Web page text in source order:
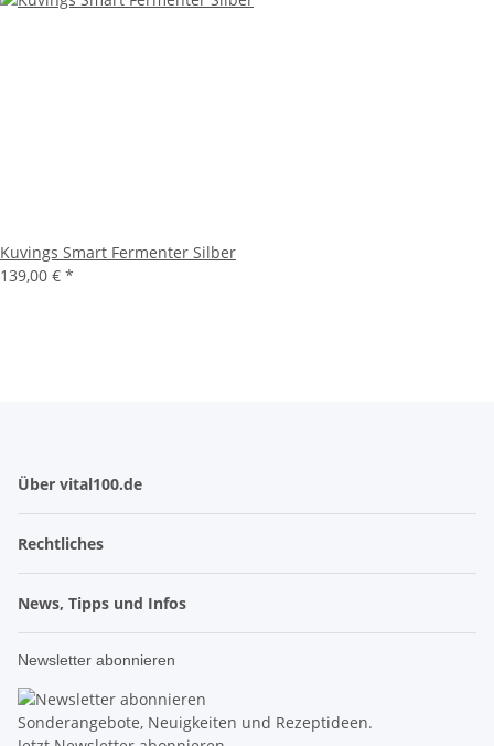
Kuvings Smart Fermenter Silber
139,00 € *
Über vital100.de
Rechtliches
News, Tipps und Infos
Newsletter abonnieren
Sonderangebote, Neuigkeiten und Rezeptideen.